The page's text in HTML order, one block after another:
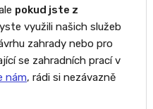
pokud jste z
využili našich služeb
zahrady nebo pro
se zahradních prací v
nám, rádi si nezávazně